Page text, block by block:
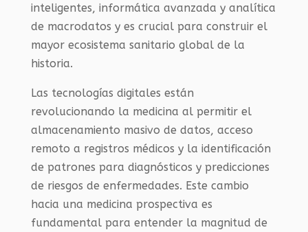
inteligentes, informática avanzada y analítica
de macrodatos y es crucial para construir el
mayor ecosistema sanitario global de la
historia.
Las tecnologías digitales están
revolucionando la medicina al permitir el
almacenamiento masivo de datos, acceso
remoto a registros médicos y la identificación
de patrones para diagnósticos y predicciones
de riesgos de enfermedades. Este cambio
hacia una medicina prospectiva es
fundamental para entender la magnitud de